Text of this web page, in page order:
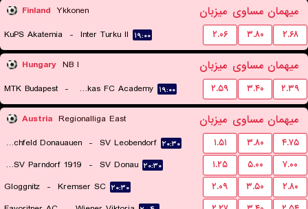
Finland Ykkonen میزبان مساوی میهمان
KuPS Akatemia - Inter Turku II ۱۹:۰۰ ۲.۰۶ ۳.۸۰ ۲.۶۸
Hungary NB I میزبان مساوی میهمان
MTK Budapest - Puskas FC Academy ۱۹:۰۰ ۲.۵۹ ۳.۴۰ ۲.۳۹
Austria Regionalliga East میزبان مساوی میهمان
Marchfeld Donauauen - SV Leobendorf ۲۰:۳۰ ۱.۵۱ ۳.۸۰
۴.۷۵
SC ESV Parndorf 1919
- SV Donau ۲۰:۳۰ ۱.۲۵ ۵.۰۰
۷.۰۰
Gloggnitz - Kremser SC ۲۰:۳۰ ۲.۰۹ ۳.۵۰
۲.۸۰